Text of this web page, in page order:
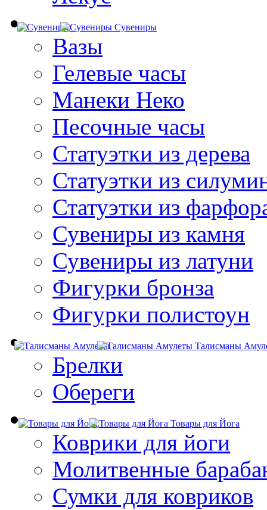
Сувениры
Вазы
Гелевые часы
Манеки Неко
Песочные часы
Статуэтки из дерева
Статуэтки из
Статуэтки из
Сувениры из камня
Сувениры из латуни
Фигурки бронза
Фигурки полистоун
Талисманы
Брелки
Обереги
Товары для Йога
Коврики для йоги
Молитвенные
Сумки для ковриков